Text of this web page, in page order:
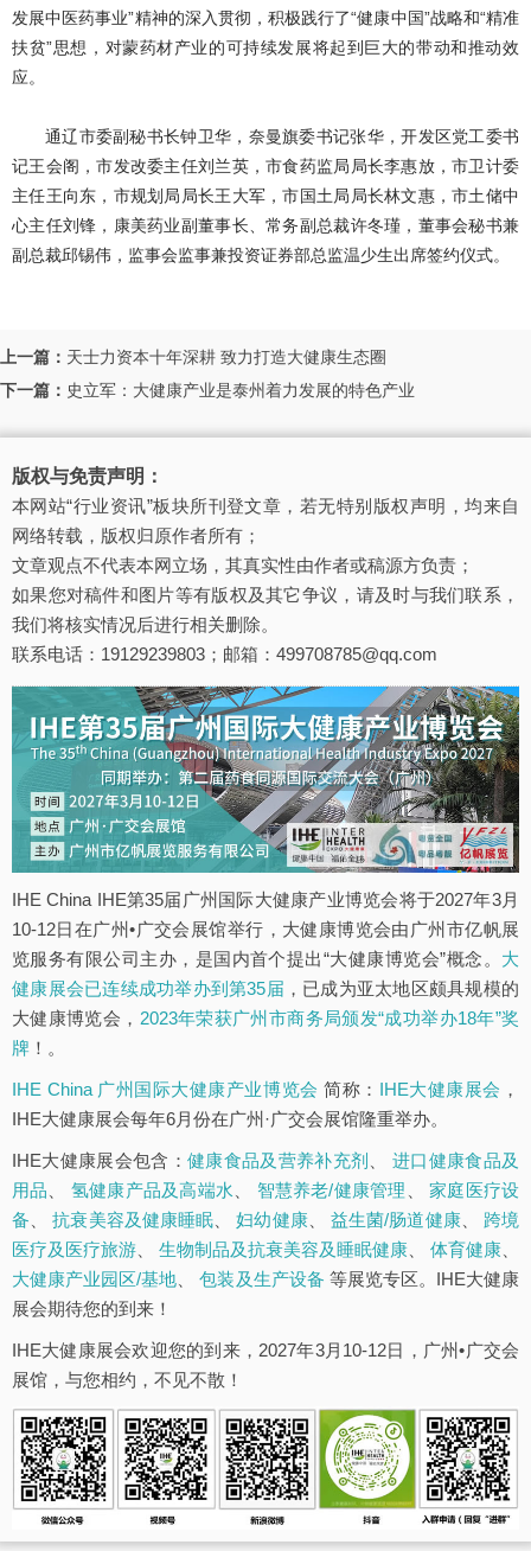
发展中医药事业”精神的深入贯彻，积极践行了“健康中国”战略和“精准
扶贫”思想，对蒙药材产业的可持续发展将起到巨大的带动和推动效
应。
通辽市委副秘书长钟卫华，奈曼旗委书记张华，开发区党工委书
记王会阁，市发改委主任刘兰英，市食药监局局长李惠放，市卫计委
主任王向东，市规划局局长王大军，市国土局局长林文惠，市土储中
心主任刘锋，康美药业副董事长、常务副总裁许冬瑾，董事会秘书兼
副总裁邱锡伟，监事会监事兼投资证券部总监温少生出席签约仪式。
上一篇： 天士力资本十年深耕 致力打造大健康生态圈
下一篇： 史立军：大健康产业是泰州着力发展的特色产业
版权与免责声明：
本网站“行业资讯”板块所刊登文章，若无特别版权声明，均来自
网络转载，版权归原作者所有；
文章观点不代表本网立场，其真实性由作者或稿源方负责；
如果您对稿件和图片等有版权及其它争议，请及时与我们联系，
我们将核实情况后进行相关删除。
联系电话：19129239803；邮箱：499708785@qq.com
IHE China IHE第35届广州国际大健康产业博览会将于2027年3月
10-12日在广州•广交会展馆举行，大健康博览会由广州市亿帆展
览服务有限公司主办，是国内首个提出“大健康博览会”概念。 大
健康展会已连续成功举办到第35届 ，已成为亚太地区颇具规模的
大健康博览会， 2023年荣获广州市商务局颁发“成功举办18年”奖
牌 ！。
IHE China 广州国际大健康产业博览会 简称： IHE大健康展会 ，
IHE大健康展会每年6月份在广州·广交会展馆隆重举办。
IHE大健康展会包含： 健康食品及营养补充剂 、进口健康食品及
用品
氢健康产品及高端水 智慧养老/健康管理 、家庭医疗设
备 、抗衰美容及健康睡眠 、妇幼健康、 益生菌/肠道健康、 跨境
医疗及医疗旅游
生物制品及抗衰美容及睡眠健康 体育健康
大健康产业园区/基地 、包装及生产设备 等展览专区。IHE大健康
展会期待您的到来！
IHE大健康展会欢迎您的到来，2027年3月10-12日，广州•广交会
展馆，与您相约，不见不散！